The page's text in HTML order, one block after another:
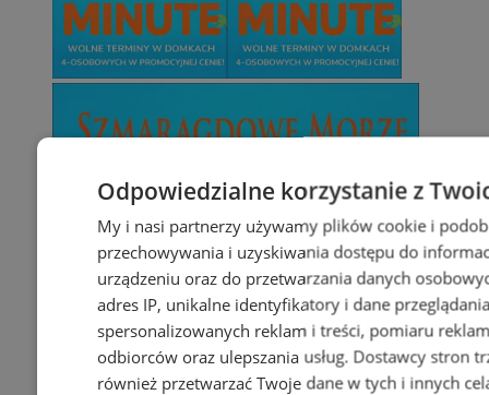
Odpowiedzialne korzystanie z
My i nasi partnerzy używamy plików cookie i
przechowywania i uzyskiwania dostępu do
urządzeniu oraz do przetwarzania danych
adres IP, unikalne identyfikatory i dane
spersonalizowanych reklam i treści, pomiaru
odbiorców oraz ulepszania usług. Dostawcy stron
również przetwarzać Twoje dane w tych i innych